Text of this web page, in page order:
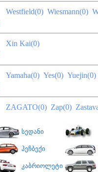
Westfield(0)Wiesmann(0)
Xin Kai(0)
Yamaha(0)Yes(0)
ZAGATO(0) Zap(0)
სედანი
ჰეჩბექი
კაბრიოლეტი